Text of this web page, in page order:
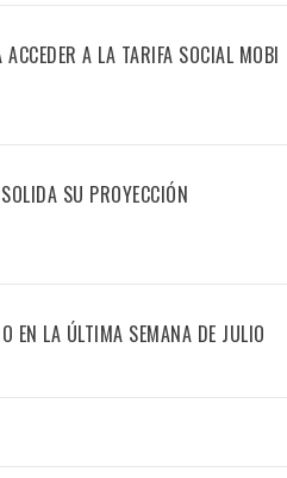
A LA TARIFA SOCIAL MOBI
SU PROYECCIÓN
EN LA ÚLTIMA SEMANA DE JULIO